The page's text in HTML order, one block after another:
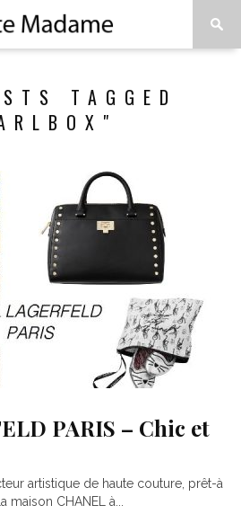
TAGGED
PARIS – Chic et
artistique de haute couture, prêt-à
CHANEL à...